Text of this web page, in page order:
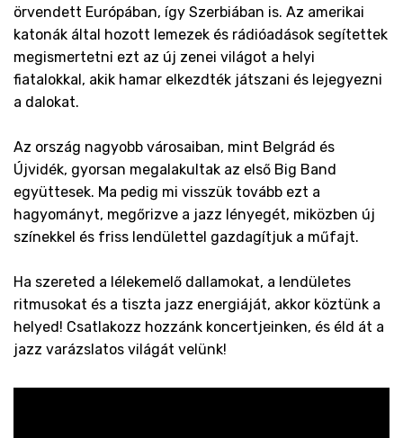
örvendett Európában, így Szerbiában is. Az amerikai
katonák által hozott lemezek és rádióadások segítettek
megismertetni ezt az új zenei világot a helyi
fiatalokkal, akik hamar elkezdték játszani és lejegyezni
a dalokat.
Az ország nagyobb városaiban, mint Belgrád és
Újvidék, gyorsan megalakultak az első Big Band
együttesek. Ma pedig mi visszük tovább ezt a
hagyományt, megőrizve a jazz lényegét, miközben új
színekkel és friss lendülettel gazdagítjuk a műfajt.
Ha szereted a lélekemelő dallamokat, a lendületes
ritmusokat és a tiszta jazz energiáját, akkor köztünk a
helyed! Csatlakozz hozzánk koncertjeinken, és éld át a
jazz varázslatos világát velünk!